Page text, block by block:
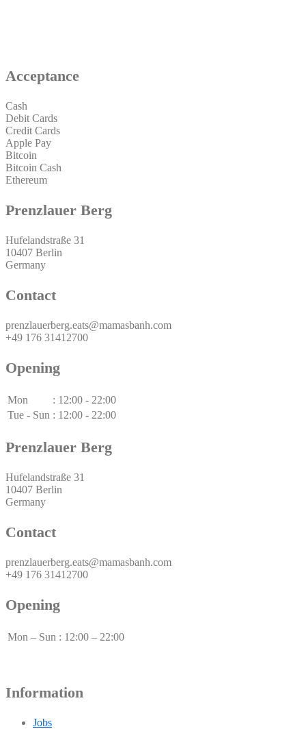
Acceptance
Cash
Debit Cards
Credit Cards
Apple Pay
Bitcoin
Bitcoin Cash
Ethereum
Prenzlauer Berg
Hufelandstraße 31
10407 Berlin
Germany
Contact
prenzlauerberg.eats@mamasbanh.com
+49 176 31412700
Opening
Mon : 12:00 - 22:00
Tue - Sun : 12:00 - 22:00
Prenzlauer Berg
Hufelandstraße 31
10407 Berlin
Germany
Contact
prenzlauerberg.eats@mamasbanh.com
+49 176 31412700
Opening
Mon – Sun : 12:00 – 22:00
Information
Jobs